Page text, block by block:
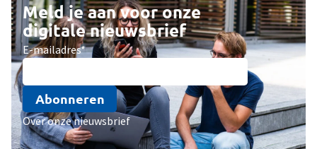
Meld je aan voor onze
digitale nieuwsbrief
E-mailadres*
Abonneren
Over onze nieuwsbrief